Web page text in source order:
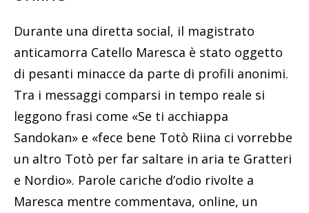
Durante una diretta social, il magistrato
anticamorra Catello Maresca è stato oggetto
di pesanti minacce da parte di profili anonimi.
Tra i messaggi comparsi in tempo reale si
leggono frasi come «Se ti acchiappa
Sandokan» e «fece bene Totò Riina ci vorrebbe
un altro Totò per far saltare in aria te Gratteri
e Nordio». Parole cariche d’odio rivolte a
Maresca mentre commentava, online, un